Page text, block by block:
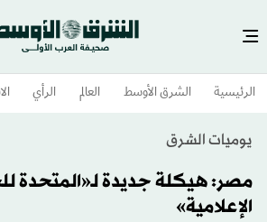
الرئيسية الشرق الأوسط​ العالم الرأي
يوميات الشرق
​مصر: هيكلة جديدة لـ«المتحدة
الإعلامية»